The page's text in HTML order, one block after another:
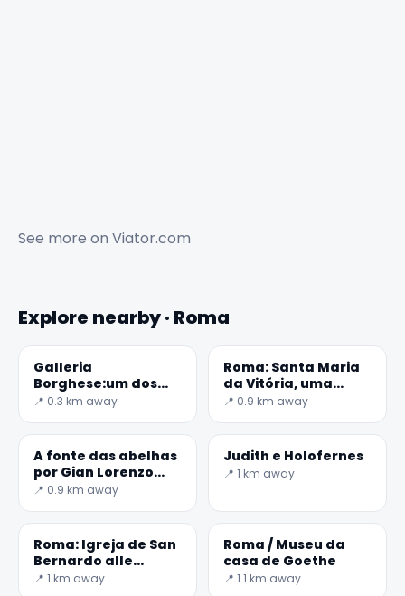
See more on Viator.com
Explore nearby · Roma
Galleria
Borghese:um dos
museus mais
📍 0.3 km away
Roma: Santa Maria
da Vitória, uma
pequena igreja
📍 0.9 km away
A fonte das abelhas
por Gian Lorenzo
Bernini
📍 0.9 km away
Judith e Holofernes
📍 1 km away
Roma: Igreja de San
Bernardo alle
Terme
📍 1 km away
Roma / Museu da
casa de Goethe
📍 1.1 km away
✕